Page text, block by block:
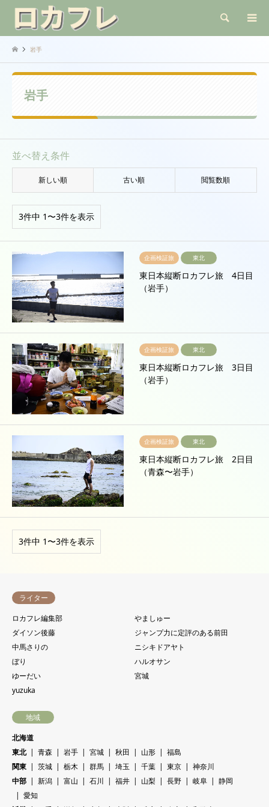
検索
岩手
岩手
並べ替え条件
新しい順 古い順 閲覧数順
3件中 1〜3件を表示
企画検証旅 東北
東日本縦断ロカフレ旅 4日目
（岩手）
企画検証旅 東北
東日本縦断ロカフレ旅 3日目
（岩手）
企画検証旅 東北
東日本縦断ロカフレ旅 2日目
（青森〜岩手）
3件中 1〜3件を表示
ライター
ロカフレ編集部
やましゅー
ダイソン後藤
ジャンプ力に定評のある前田
中馬さりの
ニシキドアヤト
ぼり
ハルオサン
ゆーだい
宮城
yuzuka
地域
北海道
東北
青森 岩手 宮城 秋田 山形
福島
関東
茨城 栃木 群馬 埼玉 千葉 東京
神奈川
中部
新潟 富山 石川 福井 山梨 長野 岐阜
静岡
愛知